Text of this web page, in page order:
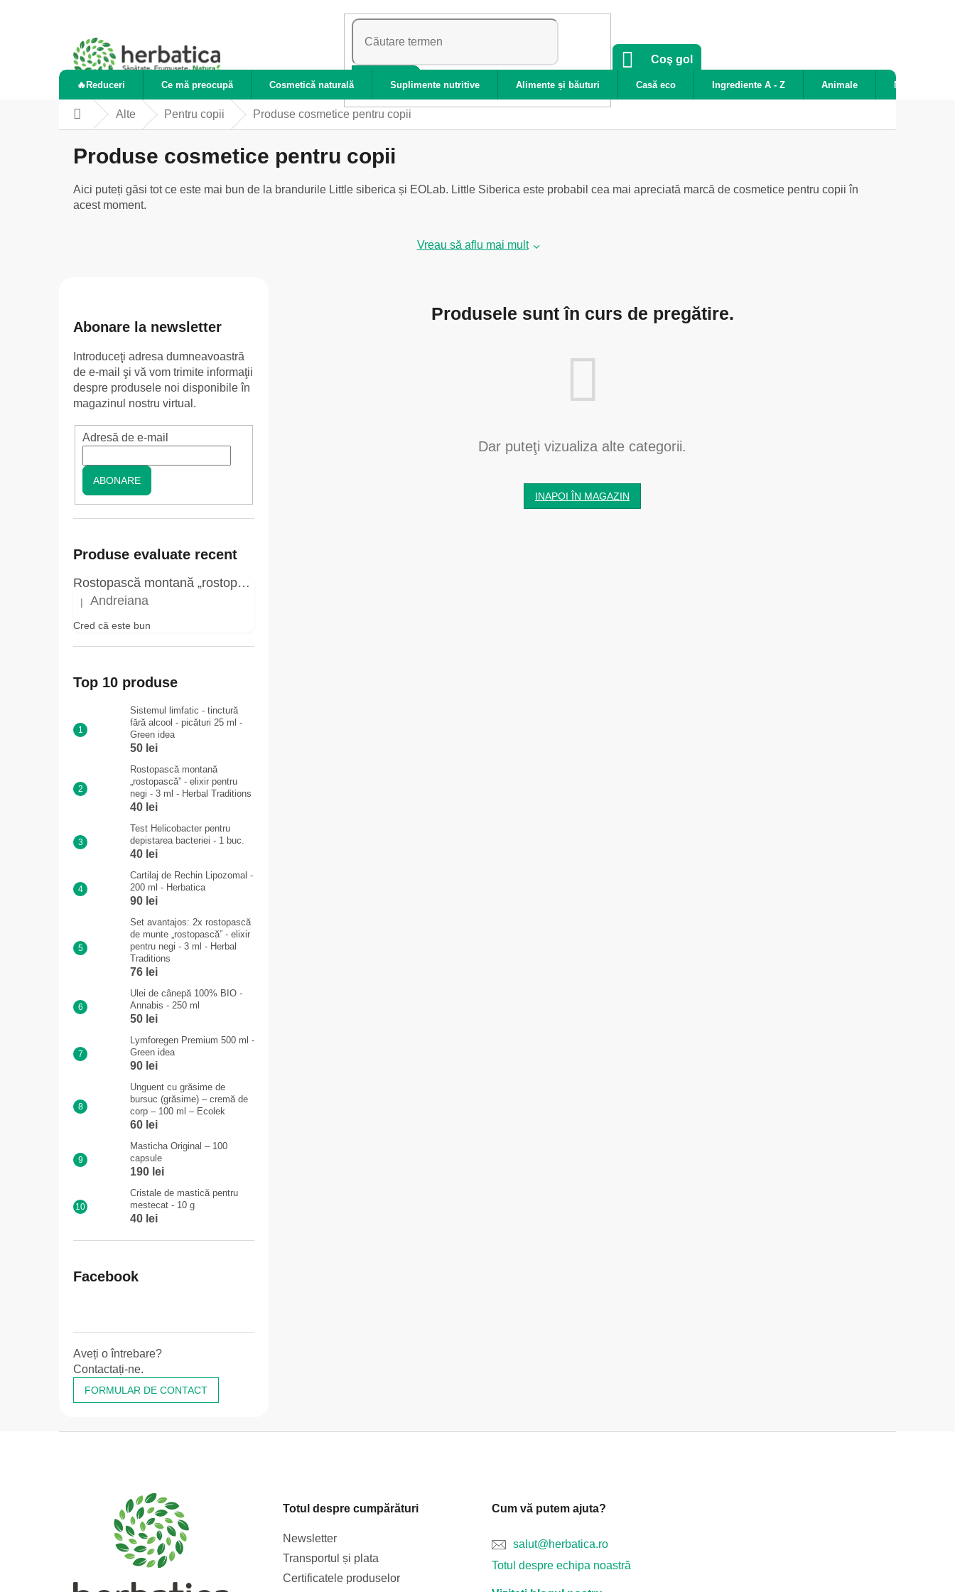
CĂUTARE
COŞ
CUMPĂRĂTURI
Coş gol
🔥Reduceri Ce mă preocupă Cosmetică naturală Suplimente nutritive Alimente și băuturi Casă eco Ingrediente A - Z Animale Noutăți
AcasăAlte Pentru copii Produse cosmetice pentru copii
Produse cosmetice pentru copii
Aici puteți găsi tot ce este mai bun de la brandurile Little siberica și EOLab. Little Siberica este probabil cea mai apreciată marcă de cosmetice pentru copii în
acest moment.
Vreau să aflu mai mult
Abonare la newsletter
Introduceţi adresa dumneavoastră
de e-mail şi vă vom trimite informaţii
despre produsele noi disponibile în
magazinul nostru virtual.
Adresă de e-mail
ABONARE
Produse evaluate recent
Rostopască montană „rostopască” - elixir pentru negi - 3 ml - Herbal Traditions
Ratingul produsului este 5 din 5 stele.
| Andreiana
Cred că este bun
Top 10 produse
Sistemul limfatic - tinctură
fără alcool - picături 25 ml -
Green idea
50 lei
Rostopască montană
„rostopască” - elixir pentru
negi - 3 ml - Herbal Traditions
40 lei
Test Helicobacter pentru
depistarea bacteriei - 1 buc.
40 lei
Cartilaj de Rechin Lipozomal -
200 ml - Herbatica
90 lei
Set avantajos: 2x rostopască
de munte „rostopască” - elixir
pentru negi - 3 ml - Herbal
Traditions
76 lei
Ulei de cânepă 100% BIO -
Annabis - 250 ml
50 lei
Lymforegen Premium 500 ml -
Green idea
90 lei
Unguent cu grăsime de
bursuc (grăsime) – cremă de
corp – 100 ml – Ecolek
60 lei
Masticha Original – 100
capsule
190 lei
Cristale de mastică pentru
mestecat - 10 g
40 lei
Facebook
Aveți o întrebare?
Contactați-ne.
FORMULAR DE CONTACT
Produsele sunt în curs de pregătire.
Dar puteţi vizualiza alte categorii.
INAPOI ÎN MAGAZIN
Totul despre cumpărături
Newsletter
Transportul și plata
Certificatele produselor
Cum vă putem ajuta?
salut@herbatica.ro
Totul despre echipa noastră